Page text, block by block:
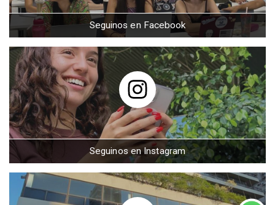
Seguinos en Facebook
Seguinos en Instagram